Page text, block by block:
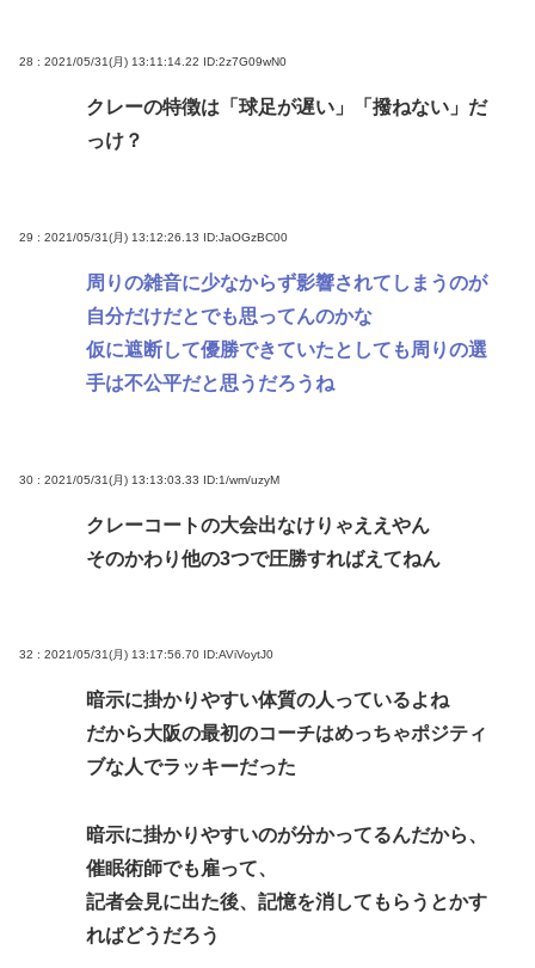
28 : 2021/05/31(月) 13:11:14.22 ID:2z7G09wN0
クレーの特徴は「球足が遅い」「撥ねない」だ
っけ？
29 : 2021/05/31(月) 13:12:26.13 ID:JaOGzBC00
周りの雑音に少なからず影響されてしまうのが
自分だけだとでも思ってんのかな
仮に遮断して優勝できていたとしても周りの選
手は不公平だと思うだろうね
30 : 2021/05/31(月) 13:13:03.33 ID:1/wm/uzyM
クレーコートの大会出なけりゃええやん
そのかわり他の3つで圧勝すればえてねん
32 : 2021/05/31(月) 13:17:56.70 ID:AViVoytJ0
暗示に掛かりやすい体質の人っているよね
だから大阪の最初のコーチはめっちゃポジティ
ブな人でラッキーだった
暗示に掛かりやすいのが分かってるんだから、
催眠術師でも雇って、
記者会見に出た後、記憶を消してもらうとかす
ればどうだろう